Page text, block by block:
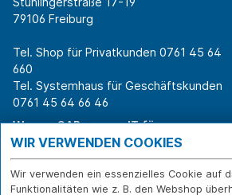
79106 Freiburg
Tel. Shop für Privatkunden 0761 45 64
660
Tel. Systemhaus für Geschäftskunden
0761 45 64 66 46
Warum CAB
Für Business-
Entscheider
Für IT-Leiter
IT für
Unternehmen
IT-Security
IT-Infrastruktur
WIR VERWENDEN COOKIES
Wir verwenden ein essenzielles Cookie auf
Funktionalitäten wie z. B. den Webshop